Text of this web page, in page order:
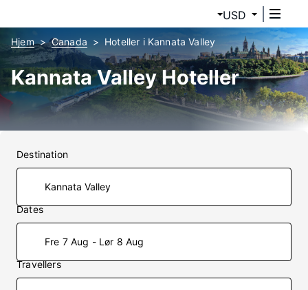
USD
Hjem Canada Hoteller i Kannata Valley
Kannata Valley Hoteller
Destination
Dates
Fre 7 Aug - Lør 8 Aug
Travellers